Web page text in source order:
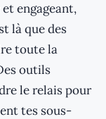
engageant,
là que des
toute la
outils
le relais pour
tes sous-